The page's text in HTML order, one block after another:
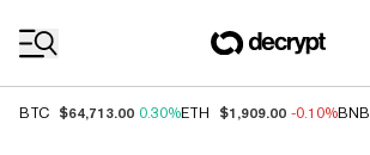
BTC $64,713.00 0.30%ETH $1,909.00 -0.10%BNB